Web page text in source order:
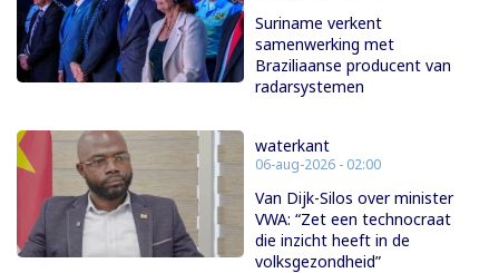
Suriname verkent
samenwerking met
Braziliaanse producent van
radarsystemen
waterkant
06-aug-2026 - 02:00
Van Dijk-Silos over minister
VWA: “Zet een technocraat
die inzicht heeft in de
volksgezondheid”